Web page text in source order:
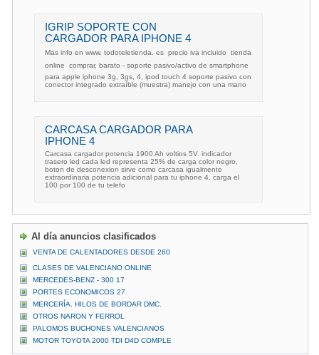
IGRIP SOPORTE CON
CARGADOR PARA IPHONE 4
Mas info en www. todoteletienda. es  precio iva incluido  tienda
online  comprar, barato - soporte pasivo/activo de smartphone
para apple iphone 3g, 3gs, 4, ipod touch 4 soporte pasivo con
conector integrado extraíble (muestra) manejo con una mano
CARCASA CARGADOR PARA
IPHONE 4
Carcasa cargador potencia 1900 Ah voltios 5V. indicador
trasero led cada led representa 25% de carga color negro,
boton de desconexion sirve como carcasa igualmente
extraordinaria potencia adicional para tu iphone 4. carga el
100 por 100 de tu telefo
Al día anuncios clasificados
VENTA DE CALENTADORES DESDE 260
CLASES DE VALENCIANO ONLINE
MERCEDES-BENZ - 300 17
PORTES ECONOMICOS 27
MERCERÍA. HILOS DE BORDAR DMC.
OTROS NARON Y FERROL
PALOMOS BUCHONES VALENCIANOS
MOTOR TOYOTA 2000 TDI D4D COMPLE